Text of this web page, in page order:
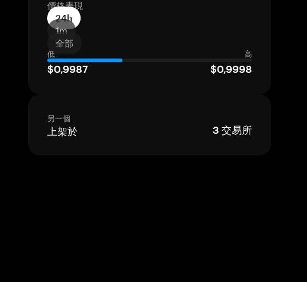
價格表現
24h
1m
全部
低 高
$0,9987 $0,9998
另一個
上架於 3 交易所